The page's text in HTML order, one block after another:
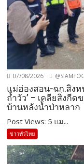
07/08/2026
แม่ฮ่องสอน-ฉก.สิงห
ถ้ำวัว’ – เคลียสิ่งกี
บ้านหลังน้ำป่าหลาก
Post Views: 5 แม...
ข่าวทั่วไทย